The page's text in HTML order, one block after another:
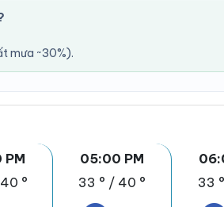
mưa ~30%).
40 °
05:00 PM
33 ° / 40 °
33 °